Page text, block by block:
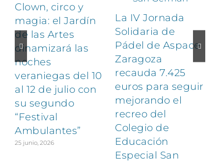
Clown, circo y
magia: el Jardín
de las Artes
dinamizará las
noches
veraniegas del 10
al 12 de julio con
su segundo
“Festival
Ambulantes”
25 junio, 2026
La IV Jornada
Solidaria de
Pádel de Aspace
Zaragoza
recauda 7.425
euros para seguir
mejorando el
recreo del
Colegio de
Educación
Especial San